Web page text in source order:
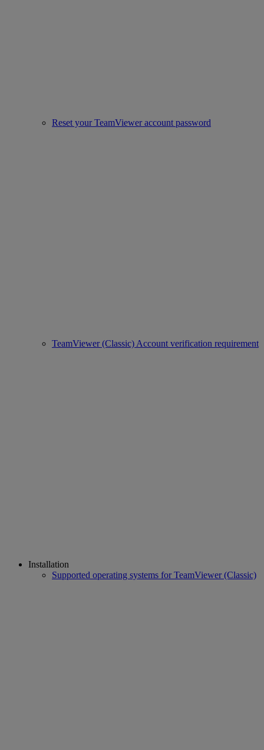
Reset your TeamViewer account password
TeamViewer (Classic) Account verification requirement
Installation
Supported operating systems for TeamViewer (Classic)